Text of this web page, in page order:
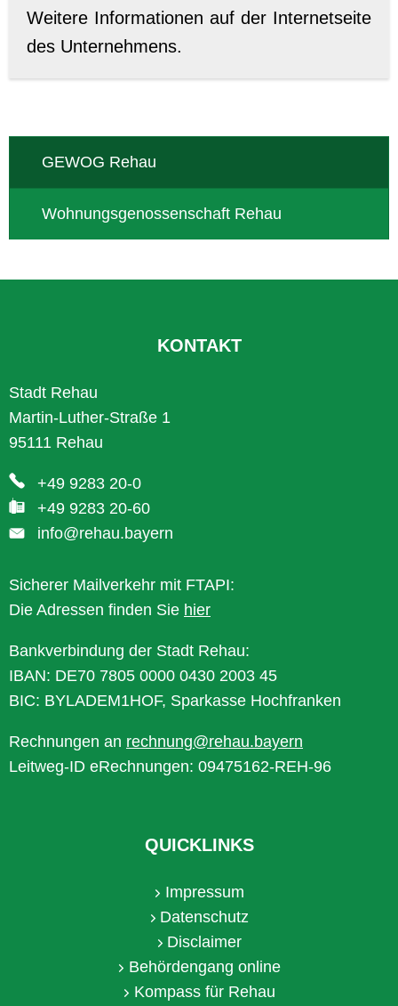
Weitere Informationen auf der Internetseite
des Unternehmens.
GEWOG Rehau
Wohnungsgenossenschaft Rehau
KONTAKT
Stadt Rehau
Martin-Luther-Straße 1
95111 Rehau
+49 9283 20-0
+49 9283 20-60
info@rehau.bayern
Sicherer Mailverkehr mit FTAPI:
Die Adressen finden Sie hier
Bankverbindung der Stadt Rehau:
IBAN: DE70 7805 0000 0430 2003 45
BIC: BYLADEM1HOF, Sparkasse Hochfranken
Rechnungen an rechnung@rehau.bayern
Leitweg-ID eRechnungen: 09475162-REH-96
QUICKLINKS
Impressum
Datenschutz
Disclaimer
Behördengang online
Kompass für Rehau